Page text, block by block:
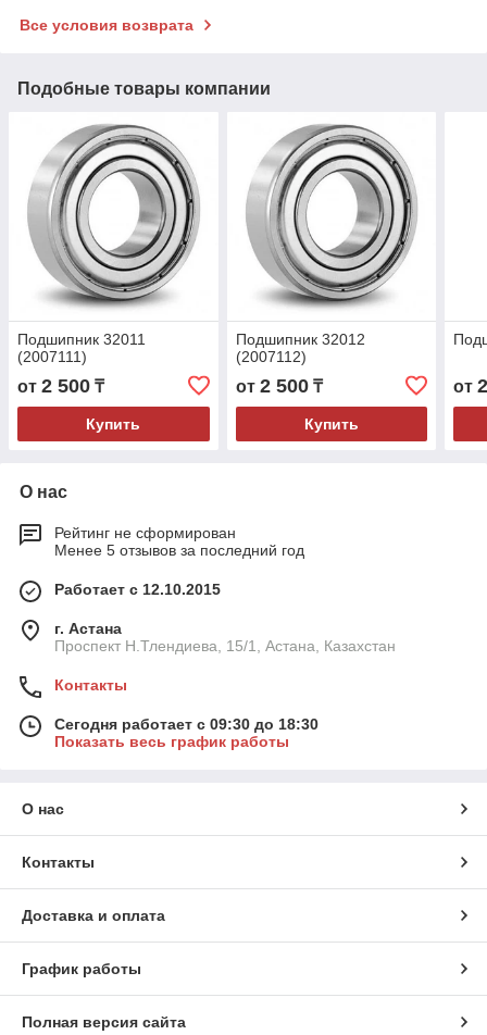
Все условия возврата
Подобные товары компании
Подшипник 32011
(2007111)
от 2 500 ₸
Купить
Подшипник 32012
(2007112)
от 2 500₸
Купить
от
О нас
Рейтинг не сформирован
Менее 5 отзывов за последний год
Работает с 12.10.2015
г. Астана
Проспект Н.Тлендиева, 15/1, Астана, Казахстан
Контакты
Сегодня работает с 09:30 до 18:30
Показать весь график работы
О нас
Контакты
Доставка и оплата
График работы
Полная версия сайта